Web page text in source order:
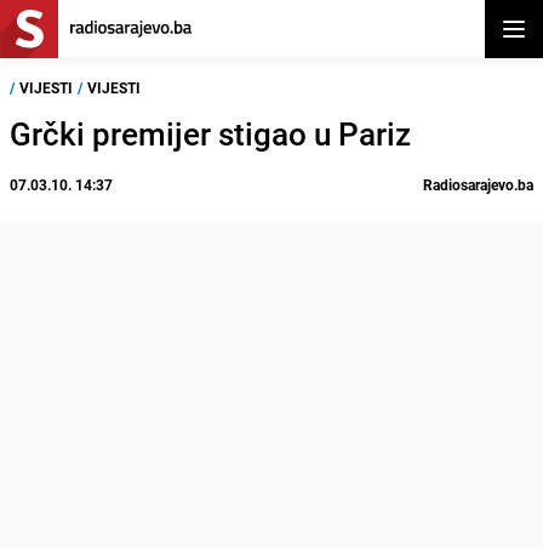
/ VIJESTI / VIJESTI
Grčki premijer stigao u Pariz
07.03.10. 14:37 Radiosarajevo.ba